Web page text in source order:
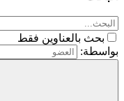
بحث بالعناوين فقط
بواسطة: